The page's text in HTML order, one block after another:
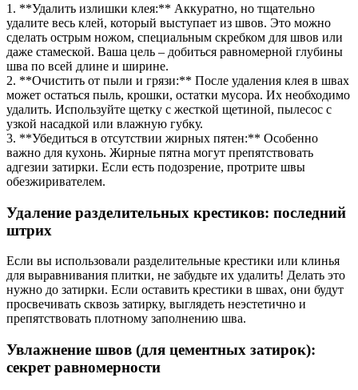
1. **Удалить излишки клея:** Аккуратно, но тщательно
удалите весь клей, который выступает из швов. Это можно
сделать острым ножом, специальным скребком для швов или
даже стамеской. Ваша цель – добиться равномерной глубины
шва по всей длине и ширине.
2. **Очистить от пыли и грязи:** После удаления клея в швах
может остаться пыль, крошки, остатки мусора. Их необходимо
удалить. Используйте щетку с жесткой щетиной, пылесос с
узкой насадкой или влажную губку.
3. **Убедиться в отсутствии жирных пятен:** Особенно
важно для кухонь. Жирные пятна могут препятствовать
адгезии затирки. Если есть подозрение, протрите швы
обезжиривателем.
Удаление разделительных крестиков: последний
штрих
Если вы использовали разделительные крестики или клинья
для выравнивания плитки, не забудьте их удалить! Делать это
нужно до затирки. Если оставить крестики в швах, они будут
просвечивать сквозь затирку, выглядеть неэстетично и
препятствовать плотному заполнению шва.
Увлажнение швов (для цементных затирок):
секрет равномерности